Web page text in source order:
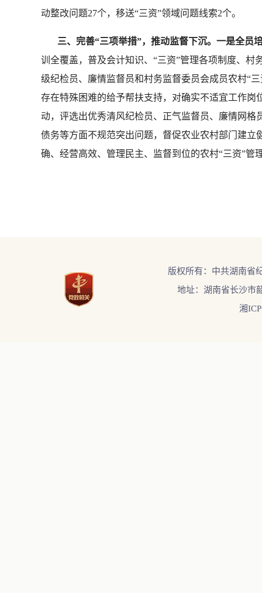
动整改问题27个，移送“三资”领域问题线索2个。
三、完善“三项举措”，推动监督下沉。一是全员
训全覆盖，普及会计知识、“三资”管理各项制度、
级纪检员、廉情监督员和村务监督委员会成员农村“
存在特殊困难的给予帮扶支持，对确实不适宜工作岗
动，评选出优秀清风纪检员、正气监督员、廉情网格
债务等方面不规范突出问题，督促农业农村部门建
确、经营高效、管理民主、监督到位的农村“三资”管
版权所有：中共湖南省
地址：湖南省长沙市
湘